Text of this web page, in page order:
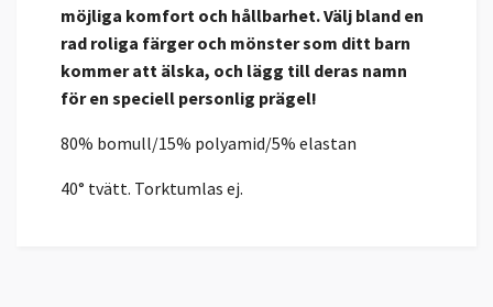
möjliga komfort och hållbarhet. Välj bland en
rad roliga färger och mönster som ditt barn
kommer att älska, och lägg till deras namn
för en speciell personlig prägel!
80% bomull/15% polyamid/5% elastan
40° tvätt. Torktumlas ej.